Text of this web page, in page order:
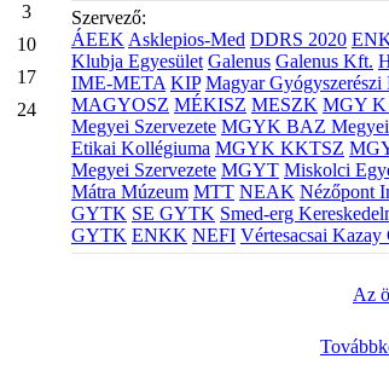
3
10
17
24
Szervező:
ÁEEK Asklepios-Med DDRS 2020
Klubja Egyesület Galenus Galenus Kft.
IME-META KIP Magyar Gyógyszerészi
MAGYOSZ MÉKISZ MESZK MGY K
Megyei Szervezete MGYK BAZ Megyei
Etikai Kollégiuma MGYK KKTSZ
Megyei Szervezete MGYT Miskolci
Mátra Múzeum MTT NEAK Nézőpont
GYTK SE GYTK Smed-erg
GYTK ENKK NEFI Vértesacsai
Az